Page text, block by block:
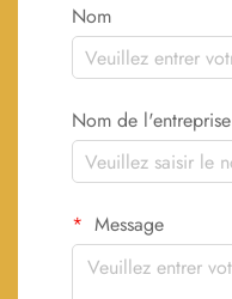
Nom
Nom de l'entreprise
Message